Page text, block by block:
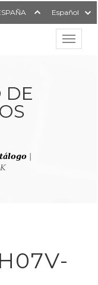
Español
DE
|